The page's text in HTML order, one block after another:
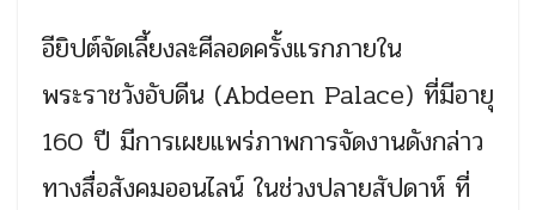
อียิปต์จัดเลี้ยงละศีลอดครั้งแรกภายใน
พระราชวังอับดีน (Abdeen Palace) ที่มีอายุ
160 ปี มีการเผยแพร่ภาพการจัดงานดังกล่าว
ทางสื่อสังคมออนไลน์ ในช่วงปลายสัปดาห์ ที่